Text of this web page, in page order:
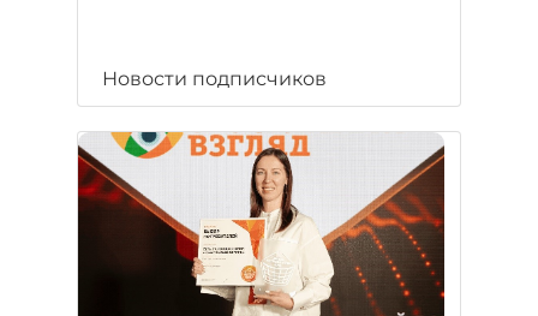
Новости подписчиков